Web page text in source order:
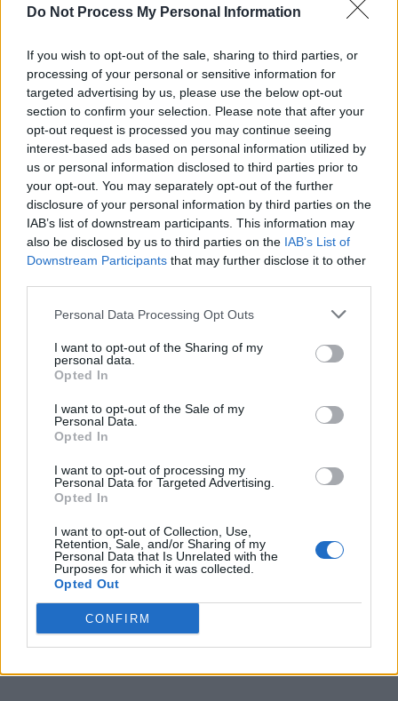
Do Not Process My Personal Information
If you wish to opt-out of the sale, sharing to third parties, or
processing of your personal or sensitive information for
targeted advertising by us, please use the below opt-out
section to confirm your selection. Please note that after your
opt-out request is processed you may continue seeing
interest-based ads based on personal information utilized by
us or personal information disclosed to third parties prior to
your opt-out. You may separately opt-out of the further
disclosure of your personal information by third parties on the
IAB’s list of downstream participants. This information may
also be disclosed by us to third parties on the IAB’s List of
Downstream Participants that may further disclose it to other
Personal Data Processing Opt Outs
I want to opt-out of the Sharing of my
personal data.
Opted In
I want to opt-out of the Sale of my
Personal Data.
Opted In
I want to opt-out of processing my
Personal Data for Targeted Advertising.
Opted In
I want to opt-out of Collection, Use,
Retention, Sale, and/or Sharing of my
Personal Data that Is Unrelated with the
Purposes for which it was collected.
Opted Out
CONFIRM
POT (Gavrilă)
PACE (Peia)
Acțiunea Conservatoare (Târziu)
PDF (Lazarus)
PUSL (D. Voiculescu)
PNȚCD (Pavelescu)
PNCR (Terheș)
Partidul Patrioților (Surugiu)
FAR (Coarnă)
România pe Primul Loc (Ponta)
Altul
Arhiva sondajelor
ad